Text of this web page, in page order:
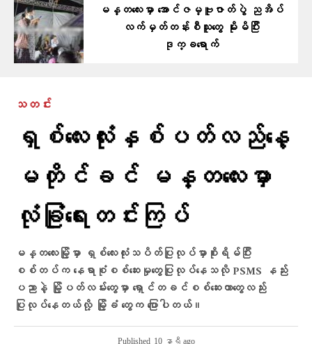
မန္တလေးမှာ အောင်ဇမ္ဗူဇာတ်ပွဲ ညအိပ်
လက်မှတ်တန်းစီသူတွေ မိုးမိပြီး
ဒုက္ခရောက်
သတင်း
ရှစ်လေးလုံးနှစ်ပတ်လည်နေ့
မတိုင်ခင် မန္တလေးမှာ
လုံခြုံရေးတင်းကြပ်
မန္တလေးမြို့မှာ ရှစ်လေးလုံးသပိတ်ပြုလုပ်မှာစိုးရိမ်ပြီး
စစ်တပ်က နေရာစုံစစ်ဆေးမှုတွေပြုလုပ်နေသလို PSMS နည်း
ပညာနဲ့ မြို့ပတ်လမ်းတွေမှာ ရှောင်တခင်စစ်ဆေးတာတွေလည်း
ပြုလုပ်နေတယ်လို့ မြို့ခံ တွေက ပြောပါတယ်။
Published 10 နာရီ ago